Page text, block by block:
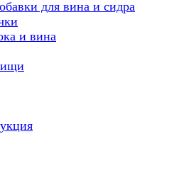
для вина и сидра
и вина